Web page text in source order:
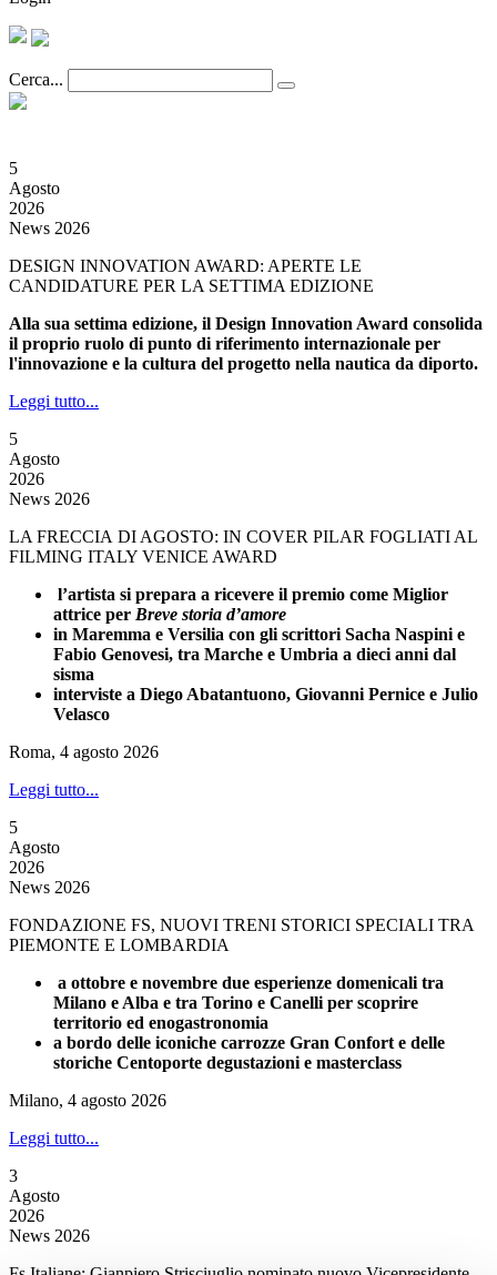
Cerca...
5
Agosto
2026
News 2026
DESIGN INNOVATION AWARD: APERTE LE
CANDIDATURE PER LA SETTIMA EDIZIONE
Alla sua settima edizione, il Design Innovation Award consolida
il proprio ruolo di punto di riferimento internazionale per
l'innovazione e la cultura del progetto nella nautica da diporto.
Leggi tutto...
5
Agosto
2026
News 2026
LA FRECCIA DI AGOSTO: IN COVER PILAR FOGLIATI AL
FILMING ITALY VENICE AWARD
l’artista si prepara a ricevere il premio come Miglior
attrice per Breve storia d’amore
in Maremma e Versilia con gli scrittori Sacha Naspini e
Fabio Genovesi, tra Marche e Umbria a dieci anni dal
sisma
interviste a Diego Abatantuono, Giovanni Pernice e Julio
Velasco
Roma, 4 agosto 2026
Leggi tutto...
5
Agosto
2026
News 2026
FONDAZIONE FS, NUOVI TRENI STORICI SPECIALI TRA
PIEMONTE E LOMBARDIA
a ottobre e novembre due esperienze domenicali tra
Milano e Alba e tra Torino e Canelli per scoprire
territorio ed enogastronomia
a bordo delle iconiche carrozze Gran Confort e delle
storiche Centoporte degustazioni e masterclass
Milano, 4 agosto 2026
Leggi tutto...
3
Agosto
2026
News 2026